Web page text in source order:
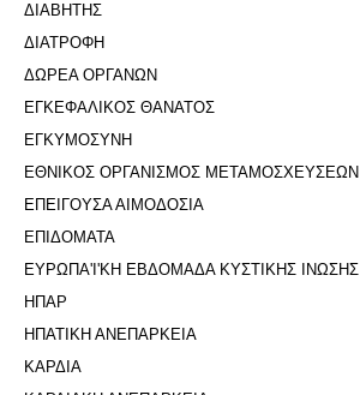
ΔΙΑΒΗΤΗΣ
ΔΙΑΤΡΟΦΗ
ΔΩΡΕΑ ΟΡΓΑΝΩΝ
ΕΓΚΕΦΑΛΙΚΟΣ ΘΑΝΑΤΟΣ
ΕΓΚΥΜΟΣΥΝΗ
ΕΘΝΙΚΟΣ ΟΡΓΑΝΙΣΜΟΣ ΜΕΤΑΜΟΣΧΕΥΣΕΩΝ
ΕΠΕΙΓΟΥΣΑ ΑΙΜΟΔΟΣΙΑ
ΕΠΙΔΟΜΑΤΑ
ΕΥΡΩΠΑ'Ι'ΚΗ ΕΒΔΟΜΑΔΑ ΚΥΣΤΙΚΗΣ ΙΝΩΣΗΣ
ΗΠΑΡ
ΗΠΑΤΙΚΗ ΑΝΕΠΑΡΚΕΙΑ
ΚΑΡΔΙΑ